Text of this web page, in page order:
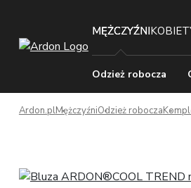
MĘŻCZYŹNI
Odzież robocza
Ardon.plMężczyźniOdzież robocza